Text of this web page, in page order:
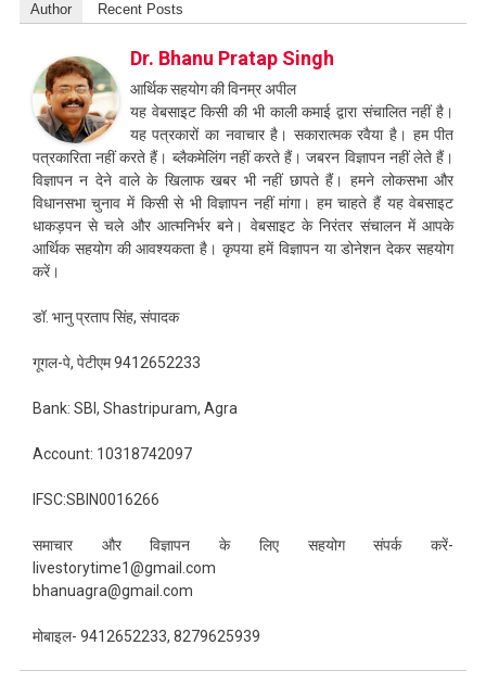
Author Recent Posts
Dr. Bhanu Pratap Singh
आर्थिक सहयोग की विनम्र अपील
यह वेबसाइट किसी की भी काली कमाई द्वारा संचालित नहीं है।
यह पत्रकारों का नवाचार है। सकारात्मक रवैया है। हम पीत
पत्रकारिता नहीं करते हैं। ब्लैकमेलिंग नहीं करते हैं। जबरन विज्ञापन नहीं लेते हैं।
विज्ञापन न देने वाले के खिलाफ खबर भी नहीं छापते हैं। हमने लोकसभा और
विधानसभा चुनाव में किसी से भी विज्ञापन नहीं मांगा। हम चाहते हैं यह वेबसाइट
धाकड़पन से चले और आत्मनिर्भर बने। वेबसाइट के निरंतर संचालन में आपके
आर्थिक सहयोग की आवश्यकता है। कृपया हमें विज्ञापन या डोनेशन देकर सहयोग
करें।
डॉ. भानु प्रताप सिंह, संपादक
गूगल-पे, पेटीएम 9412652233
Bank: SBI, Shastripuram, Agra
Account: 10318742097
IFSC:SBIN0016266
समाचार और विज्ञापन के लिए सहयोग संपर्क करें-
livestorytime1@gmail.com
bhanuagra@gmail.com
मोबाइल- 9412652233, 8279625939